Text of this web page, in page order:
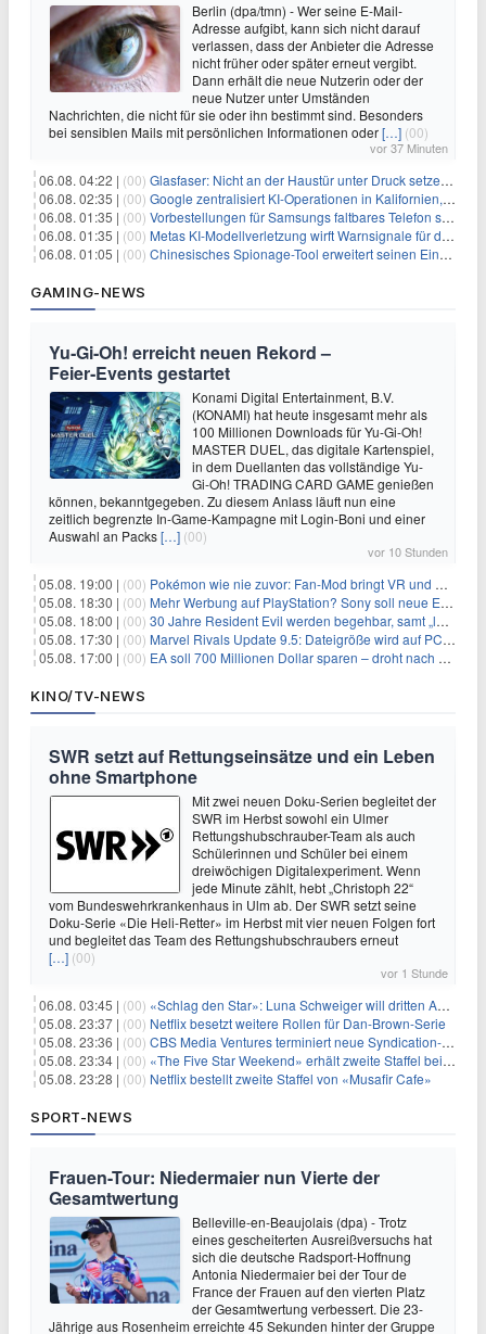
Berlin (dpa/tmn) - Wer seine E-Mail-
Adresse aufgibt, kann sich nicht darauf
verlassen, dass der Anbieter die Adresse
nicht früher oder später erneut vergibt.
Dann erhält die neue Nutzerin oder der
neue Nutzer unter Umständen
Nachrichten, die nicht für sie oder ihn bestimmt sind. Besonders
bei sensiblen Mails mit persönlichen Informationen oder[…] (00)
vor 37 Minuten
06.08. 04:22 | (00) Glasfaser: Nicht an der Haustür unter Druck setzen lassen
06.08. 02:35 | (00) Google zentralisiert KI-Operationen in Kalifornien, um Rivale Anthropic und OpenAI zu überholen
06.08. 01:35 | (00) Vorbestellungen für Samsungs faltbares Telefon steigen um 30 % in einem wettbewerbsintensiven Markt
06.08. 01:35 | (00) Metas KI-Modellverletzung wirft Warnsignale für die Technologieaufsicht auf
06.08. 01:05 | (00) Chinesisches Spionage-Tool erweitert seinen Einfluss auf 13 Länder und weckt Sicherheitsbedenken
GAMING-NEWS
Yu‑Gi‑Oh! erreicht neuen Rekord –
Feier‑Events gestartet
Konami Digital Entertainment, B.V.
(KONAMI) hat heute insgesamt mehr als
100 Millionen Downloads für Yu-Gi-Oh!
MASTER DUEL, das digitale Kartenspiel,
in dem Duellanten das vollständige Yu-
Gi-Oh! TRADING CARD GAME genießen
können, bekanntgegeben. Zu diesem Anlass läuft nun eine
zeitlich begrenzte In-Game-Kampagne mit Login-Boni und einer
Auswahl an Packs[…] (00)
vor 10 Stunden
05.08. 19:00 | (00) Pokémon wie nie zuvor: Fan-Mod bringt VR und Ego-Perspektive nach Kanto
05.08. 18:30 | (00) Mehr Werbung auf PlayStation? Sony soll neue Einnahmequellen prüfen
05.08. 18:00 | (00) 30 Jahre Resident Evil werden begehbar, samt „lebensgroßem Leon“
05.08. 17:30 | (00) Marvel Rivals Update 9.5: Dateigröße wird auf PC und Konsolen deutlich reduziert
05.08. 17:00 | (00) EA soll 700 Millionen Dollar sparen – droht nach der Übernahme die nächste Entlassungswelle?
KINO/TV-NEWS
SWR setzt auf Rettungseinsätze und ein Leben
ohne Smartphone
Mit zwei neuen Doku-Serien begleitet der
SWR im Herbst sowohl ein Ulmer
Rettungshubschrauber-Team als auch
Schülerinnen und Schüler bei einem
dreiwöchigen Digitalexperiment. Wenn
jede Minute zählt, hebt „Christoph 22“
vom Bundeswehrkrankenhaus in Ulm ab. Der SWR setzt seine
Doku-Serie «Die Heli-Retter» im Herbst mit vier neuen Folgen fort
und begleitet das Team des Rettungshubschraubers erneut
[…] (00)
vor 1 Stunde
06.08. 03:45 | (00) «Schlag den Star»: Luna Schweiger will dritten Anlauf nutzen
05.08. 23:37 | (00) Netflix besetzt weitere Rollen für Dan-Brown-Serie
05.08. 23:36 | (00) CBS Media Ventures terminiert neue Syndication-Formate
05.08. 23:34 | (00) «The Five Star Weekend» erhält zweite Staffel bei Peacock
05.08. 23:28 | (00) Netflix bestellt zweite Staffel von «Musafir Cafe»
SPORT-NEWS
Frauen-Tour: Niedermaier nun Vierte der
Gesamtwertung
Belleville-en-Beaujolais (dpa) - Trotz
eines gescheiterten Ausreißversuchs hat
sich die deutsche Radsport-Hoffnung
Antonia Niedermaier bei der Tour de
France der Frauen auf den vierten Platz
der Gesamtwertung verbessert. Die 23-
Jährige aus Rosenheim erreichte 45 Sekunden hinter der Gruppe